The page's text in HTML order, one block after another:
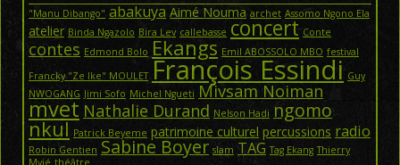
"Manu Dibango" abakuya Aimé Nouma archet Assomo Ngono Ela
atelier Binda Ngazolo Bira Lev callebasse concert Conte
contes Edmond Bolo Ekangs Emil ABOSSOLO MBO festival
Francky "Ze Ike" MOULET François Essindi Guy
NWOGANG Jimi Sofo Michel Ngueti Mivsam Noiman
mvet Nathalie Durand Nelson Hadi ngomo
nkul Patrick Beyeme patrimoine culturel percussions radio
Robin Gentien Sabine Boyer slam TAG Tag Ekang Thierry
Mvié théâtre